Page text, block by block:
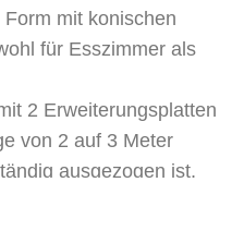
mit konischen
für Esszimmer als
2 Erweiterungsplatten
von 2 auf 3 Meter
ausgezogen ist,